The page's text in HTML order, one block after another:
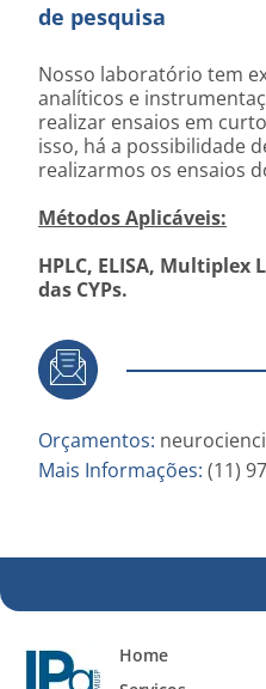
de pesquisa
Nosso laboratório tem
analíticos e
realizar ensaios em
isso, há a possibilidade
realizarmos os ensaios
Métodos Aplicáveis:
HPLC, ELISA,
das CYPs.
Orçamentos:
Mais Informações: (11)
Home